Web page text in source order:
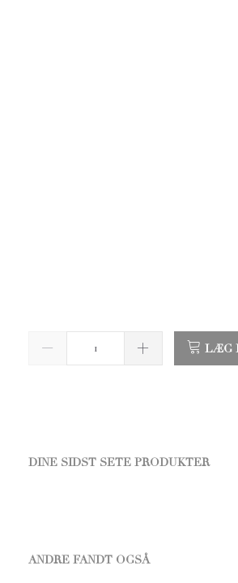
LÆG
DINE SIDST SETE PRODUKTER
ANDRE FANDT OGSÅ